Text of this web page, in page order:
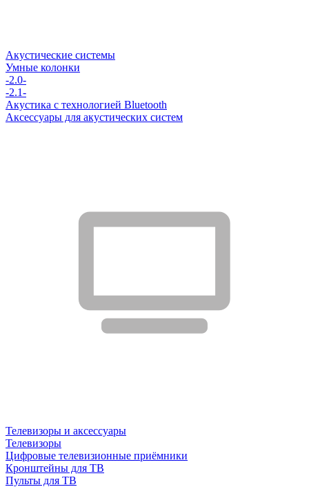
Акустические системы
Умные колонки
-2.0-
-2.1-
Акустика с технологией Bluetooth
Аксессуары для акустических систем
Телевизоры и аксессуары
Телевизоры
Цифровые телевизионные приёмники
Кронштейны для ТВ
Пульты для ТВ